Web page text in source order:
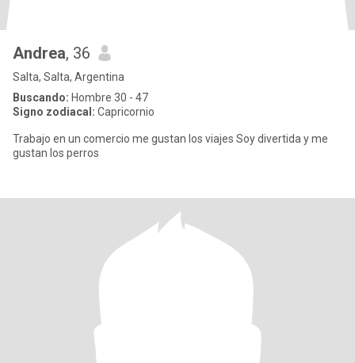
Andrea, 36
Salta, Salta, Argentina
Buscando: Hombre 30 - 47
Signo zodiacal: Capricornio
Trabajo en un comercio me gustan los viajes Soy divertida y me
gustan los perros